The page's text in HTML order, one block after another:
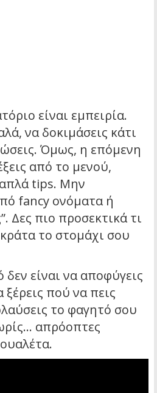
είναι εμπειρία.
να δοκιμάσεις κάτι
Όμως, η επόμενη
από το μενού,
tips. Μην
fancy ονόματα ή
Δες πιο προσεκτικά τι
το στομάχι σου
δεν είναι να αποφύγεις
πού να πεις
το φαγητό σου
απρόοπτες